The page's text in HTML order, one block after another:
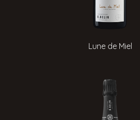
Lune de Miel